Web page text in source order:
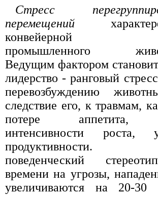
Стресс
перемещений
конвейерной
промышленного
Ведущим фактором
лидерство - ранговый
перевозбуждению
следствие его, к травмам,
потере аппетита,
интенсивности роста,
продуктивности.
поведенческий
времени на угрозы,
увеличиваются на 20-30